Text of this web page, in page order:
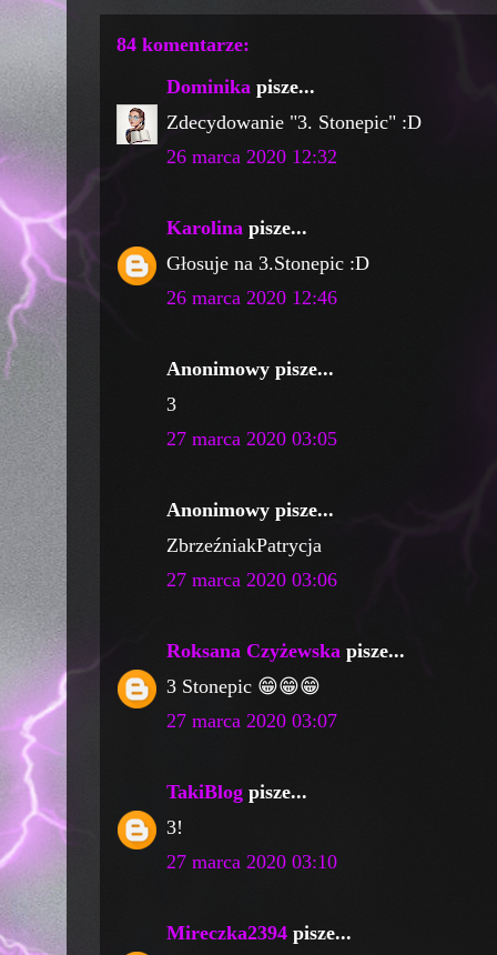
84 komentarze:
Dominika pisze...
Zdecydowanie "3. Stonepic" :D
26 marca 2020 12:32
Karolina pisze...
Głosuje na 3.Stonepic :D
26 marca 2020 12:46
Anonimowy pisze...
3
27 marca 2020 03:05
Anonimowy pisze...
ZbrzeźniakPatrycja
27 marca 2020 03:06
Roksana Czyżewska pisze...
3 Stonepic 😁😁😁
27 marca 2020 03:07
TakiBlog pisze...
3!
27 marca 2020 03:10
Mireczka2394 pisze...